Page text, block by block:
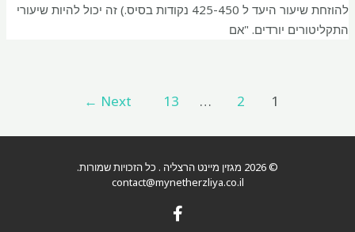
להוזחת שיעור היעד ל 425-450 נקודות בסיס.) זה יכול להיות שיעורי
התקליטורים יורדים. "אם
1
2
…
13
Next
←
© 2026 מגזין מיינט הרצליה . כל הזכויות שמורות.
contact@mynetherzliya.co.il
F